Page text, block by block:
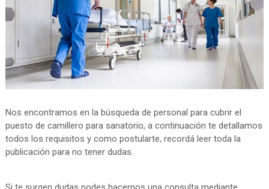
Nos encontramos en la búsqueda de personal para cubrir el
puesto de camillero para sanatorio, a continuación te detallamos
todos los requisitos y como postularte, recordá leer toda la
publicación para no tener dudas.